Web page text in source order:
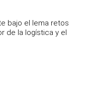
bajo el lema retos
de la logística y el